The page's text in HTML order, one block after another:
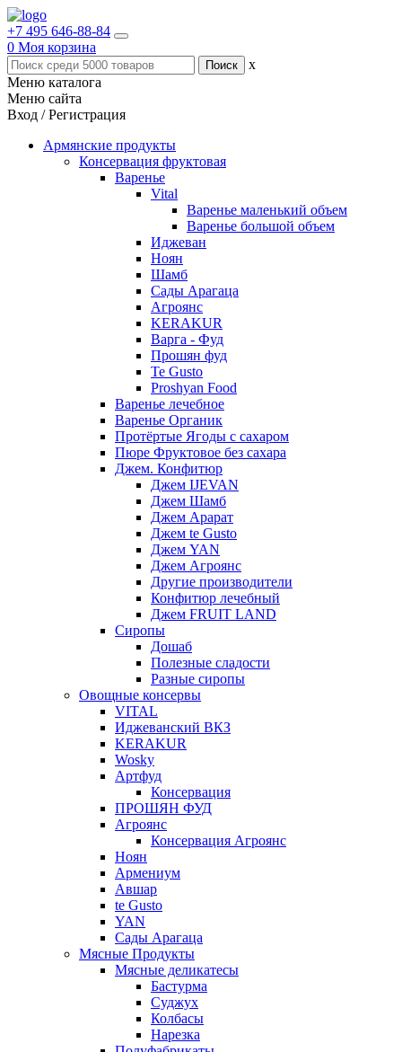
+7 495 646-88-84
0 Моя корзина
x
Меню каталога
Меню сайта
Вход / Регистрация
Армянские продукты
Консервация фруктовая
Варенье
Vital
Варенье маленький объем
Варенье большой объем
Иджеван
Ноян
Шамб
Сады Арагаца
Агроянс
KERAKUR
Варга - Фуд
Прошян фуд
Te Gusto
Proshyan Food
Варенье лечебное
Варенье Органик
Протёртые Ягоды с сахаром
Пюре Фруктовое без сахара
Джем. Конфитюр
Джем IJEVAN
Джем Шамб
Джем Арарат
Джем te Gusto
Джем YAN
Джем Агроянс
Другие производители
Конфитюр лечебный
Джем FRUIT LAND
Сиропы
Дошаб
Полезные сладости
Разные сиропы
Овощные консервы
VITAL
Иджеванский ВКЗ
KERAKUR
Wosky
Артфуд
Консервация
ПРОШЯН ФУД
Агроянс
Консервация Агроянс
Ноян
Армениум
Авшар
te Gusto
YAN
Сады Арагаца
Мясные Продукты
Мясные деликатесы
Бастурма
Суджух
Колбасы
Нарезка